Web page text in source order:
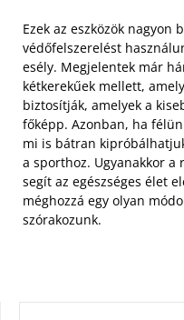
Ezek az eszközök nagyon
védőfelszerelést
esély. Megjelentek már
kétkerekűek mellett,
biztosítják, amelyek a
főképp. Azonban, ha
mi is bátran
a sporthoz. Ugyanakkor a
segít az egészséges élet
méghozzá egy olyan
szórakozunk.